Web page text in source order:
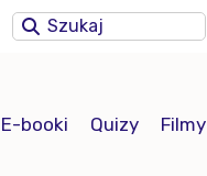
E-booki Quizy Filmy